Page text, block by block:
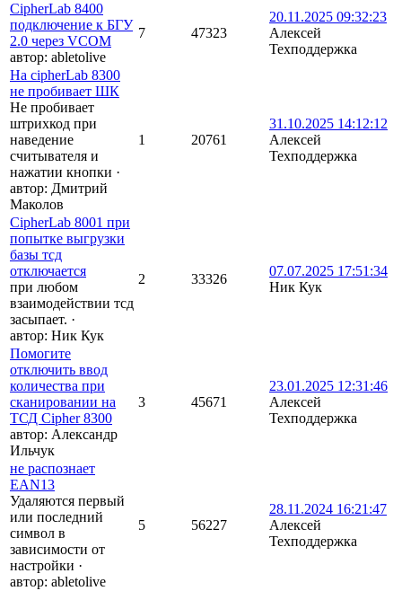
CipherLab 8400
подключение к БГУ
2.0 через VCOM
автор: abletolive
7 47323
20.11.2025 09:32:23
Алексей
Техподдержка
На cipherLab 8300
не пробивает ШК
Не пробивает
штрихкод при
наведение
считывателя и
нажатии кнопки ·
автор: Дмитрий
Маколов
1 20761
31.10.2025 14:12:12
Алексей
Техподдержка
CipherLab 8001 при
попытке выгрузки
базы тсд
отключается
при любом
взаимодействии тсд
засыпает. ·
автор: Ник Кук
2 33326
07.07.2025 17:51:34
Ник Кук
Помогите
отключить ввод
количества при
сканировании на
ТСД Cipher 8300
автор: Александр
Ильчук
3 45671
23.01.2025 12:31:46
Алексей
Техподдержка
не распознает
EAN13
Удаляются первый
или последний
символ в
зависимости от
настройки ·
автор: abletolive
5 56227
28.11.2024 16:21:47
Алексей
Техподдержка